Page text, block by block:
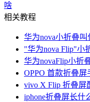
啥
相关教程
华为nova小折叠叫
"华为nova Flip"小
华为novaFlip小折
OPPO 首款折叠屏
vivo X Flip 折叠屏
iphone折叠屏长什